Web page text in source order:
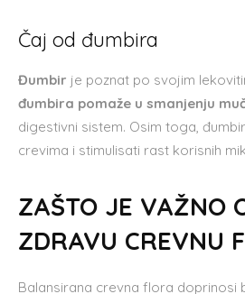
Čaj od đumbira
Đumbir je poznat po svojim
đumbira pomaže u smanjenju
digestivni sistem. Osim toga,
crevima i stimulisati rast korisnih
ZAŠTO JE VAŽNO
ZDRAVU CREVNU
Balansirana crevna flora doprinosi